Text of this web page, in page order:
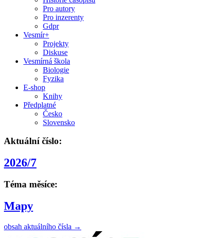
Pro autory
Pro inzerenty
Gdpr
Vesmír+
Projekty
Diskuse
Vesmírná škola
Biologie
Fyzika
E-shop
Knihy
Předplatné
Česko
Slovensko
Aktuální číslo:
2026/7
Téma měsíce:
Mapy
obsah aktuálního čísla →